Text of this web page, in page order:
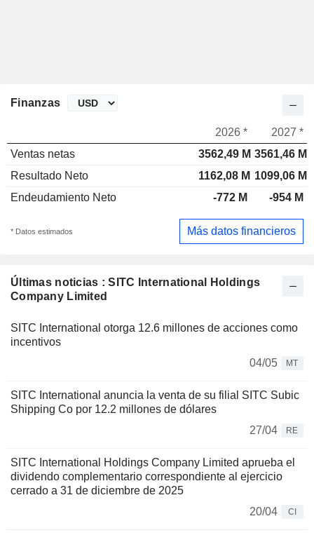
Últimas noticias : SITC International Holdings
Company Limited
SITC International otorga 12.6 millones de acciones como
incentivos
04/05
MT
SITC International anuncia la venta de su filial SITC Subic
Shipping Co por 12.2 millones de dólares
27/04
RE
SITC International Holdings Company Limited aprueba el
dividendo complementario correspondiente al ejercicio
cerrado a 31 de diciembre de 2025
20/04
CI
Finanzas
2026 *
2027 *
Ventas netas
3562,49 M 3561,46 M
Resultado Neto
1162,08 M 1099,06 M
Endeudamiento Neto
-772 M -954 M
* Datos estimados Más datos financieros